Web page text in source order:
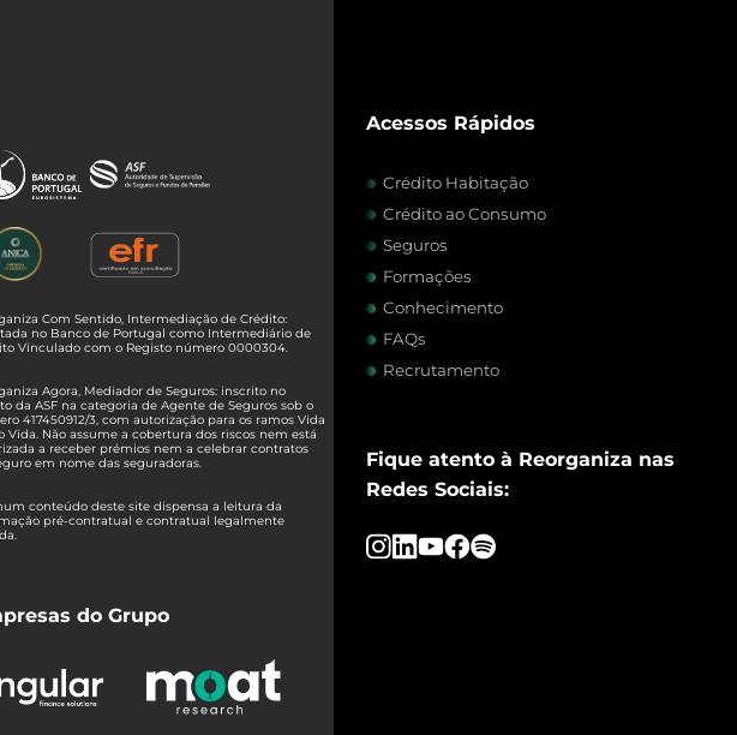
Com Sentido, Intermediação de Crédito:
no Banco de Portugal como Intermediário de
Vinculado com o Registo número 0000304.
Agora, Mediador de Seguros: inscrito no
da ASF na categoria de Agente de Seguros sob o
417450912/3, com autorização para os ramos Vida
Vida. Não assume a cobertura dos riscos nem está
a receber prémios nem a celebrar contratos
em nome das seguradoras.
conteúdo deste site dispensa a leitura da
pré-contratual e contratual legalmente
do Grupo
Acessos Rápidos
Crédito Habitação
Crédito ao Consumo
Seguros
Formações
Conhecimento
FAQs
Recrutamento
Fique atento à Reorganiza nas
Redes Sociais: